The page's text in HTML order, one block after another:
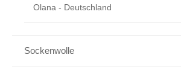
Olana - Deutschland
Sockenwolle